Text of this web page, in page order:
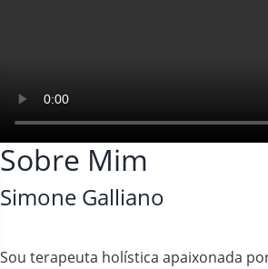
Sobre Mim
Simone Galliano
Sou terapeuta holística apaixonada